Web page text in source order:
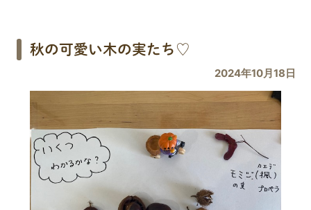
秋の可愛い木の実たち♡
2024年10月18日